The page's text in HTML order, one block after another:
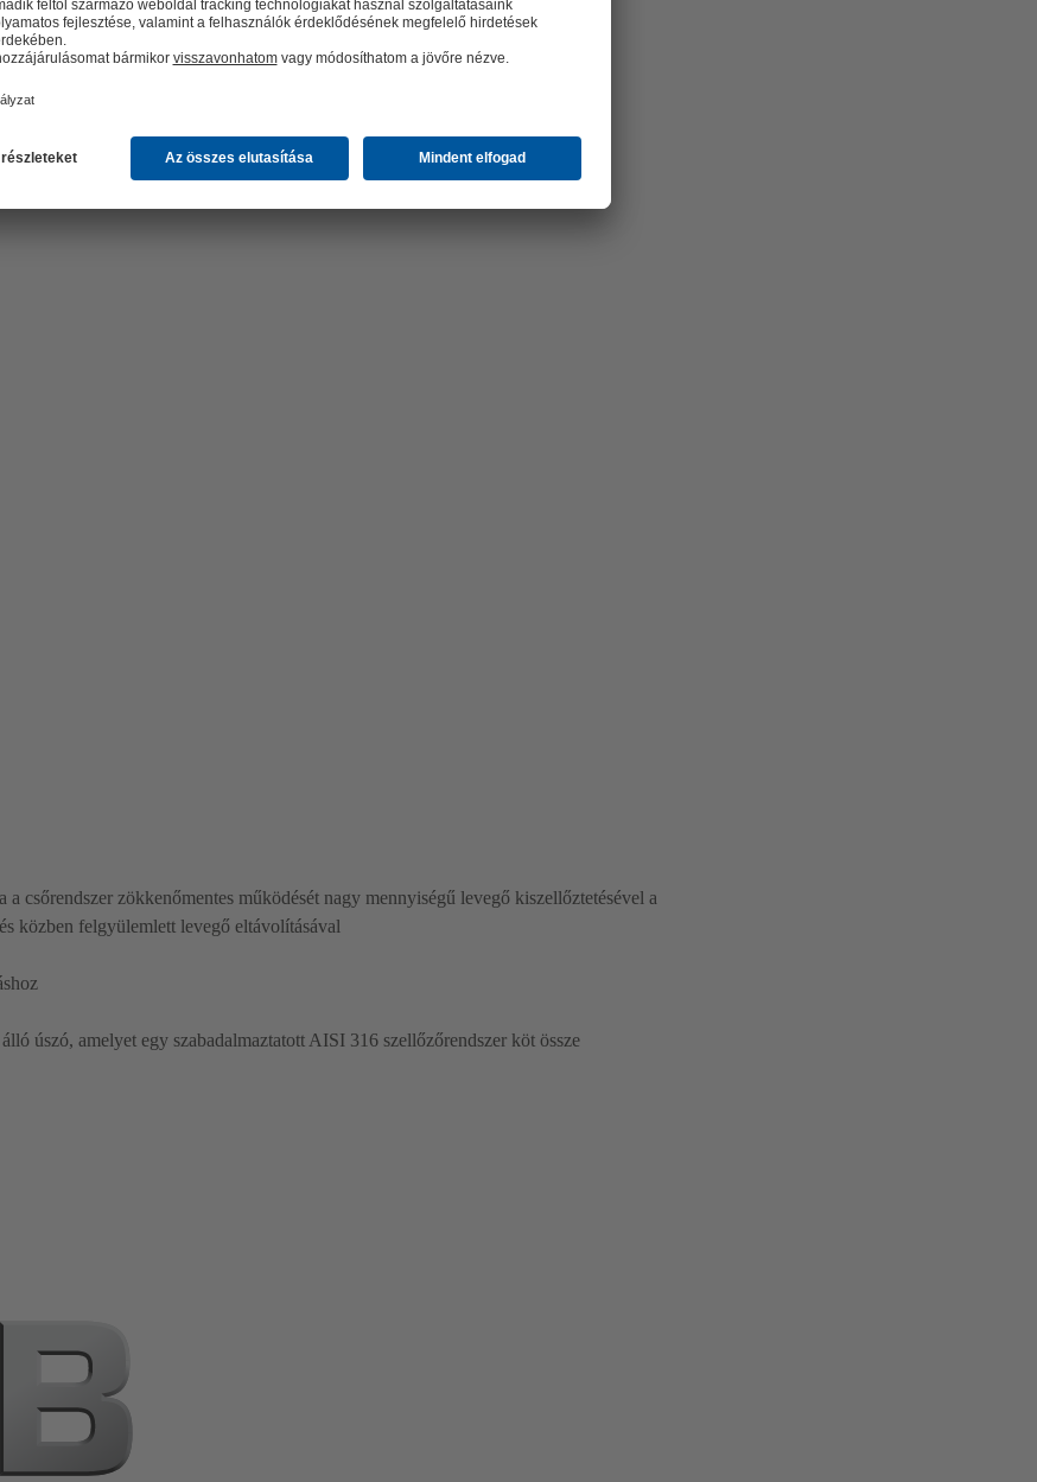
csőrendszer zökkenőmentes működését nagy mennyiségű levegő kiszellőztetésével a
közben felgyülemlett levegő eltávolításával
úszó, amelyet egy szabadalmaztatott AISI 316 szellőzőrendszer köt össze